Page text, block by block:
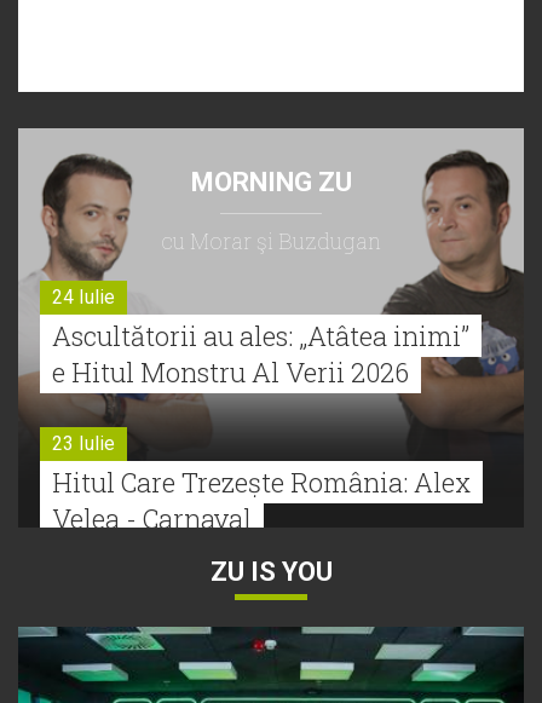
MORNING ZU
cu Morar şi Buzdugan
24 Iulie
Ascultătorii au ales: „Atâtea inimi”
e Hitul Monstru Al Verii 2026
23 Iulie
Hitul Care Trezește România: Alex
Velea - Carnaval
Bătălie strânsă la Hitul Monstru Al
Verii: Cabron versus Faydee
ZU IS YOU